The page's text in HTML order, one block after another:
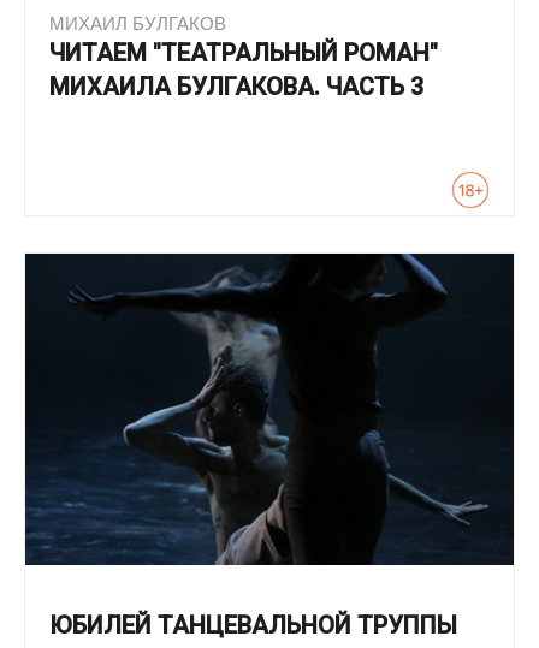
МИХАИЛ БУЛГАКОВ
ЧИТАЕМ "ТЕАТРАЛЬНЫЙ РОМАН"
МИХАИЛА БУЛГАКОВА. ЧАСТЬ 3
ЮБИЛЕЙ ТАНЦЕВАЛЬНОЙ ТРУППЫ